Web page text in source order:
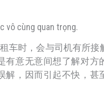
vô cùng quan trọng.
车时，会与司机有所接
有意无意间想了解对方
解，因而引起不快，甚